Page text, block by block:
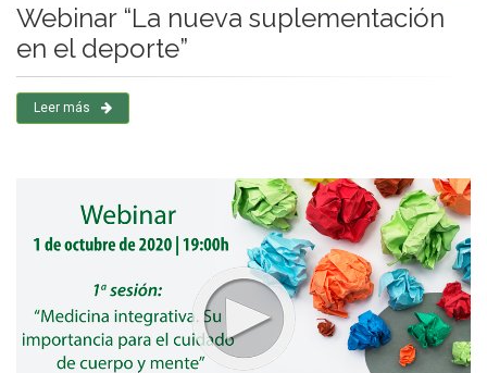
Webinar “La nueva suplementación
en el deporte”
Leer más